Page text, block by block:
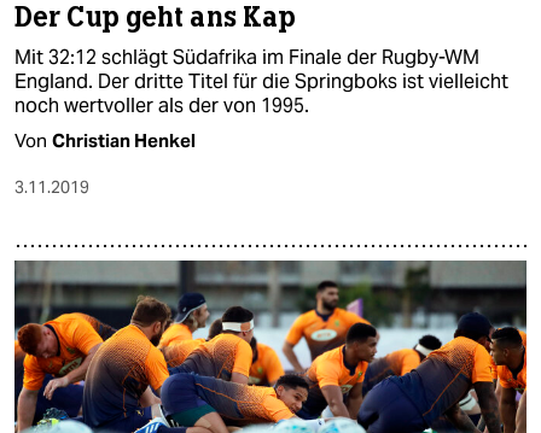
Der Cup geht ans Kap
Mit 32:12 schlägt Südafrika im Finale der Rugby-WM
England. Der dritte Titel für die Springboks ist vielleicht
noch wertvoller als der von 1995.
Von Christian Henkel
3.11.2019